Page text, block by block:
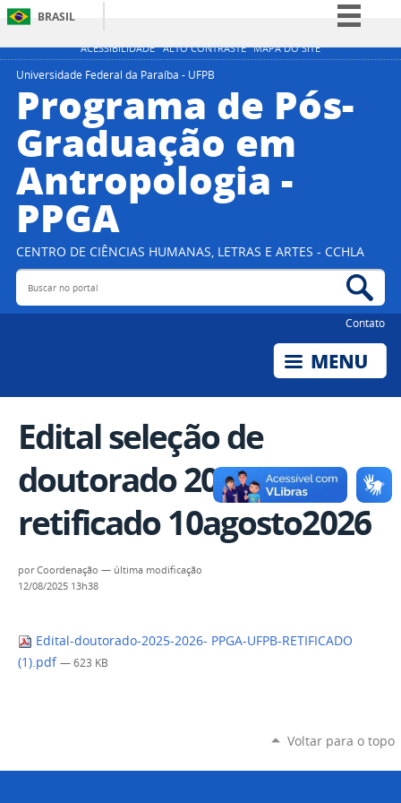
ACESSIBILIDADE ALTO CONTRASTE MAPA DO SITE
BRASIL
Simplifique!
Participe
Legislação
Canais
Universidade Federal da Paraíba - UFPB
Programa de Pós-
Graduação em
Antropologia -
PPGA
CENTRO DE CIÊNCIAS HUMANAS, LETRAS E ARTES - CCHLA
Buscar no portal
Contato
Edital seleção de
doutorado 2025-2026
retificado 10agosto2026
porCoordenação — última modificação
12/08/2025 13h38
Edital-doutorado-2025-2026- PPGA-UFPB-RETIFICADO
(1).pdf — 623 KB
Voltar para o topo